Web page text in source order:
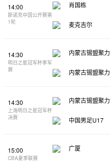
14:00
斯诺克中国公开赛第
1轮
肖国栋
麦克吉尔
14:30
明日之星冠军杯季军
赛
内蒙古锡盟聚力
内蒙古锡盟聚力
14:30
上海明日之星冠军杯
决赛
内蒙古锡盟聚力
中国男足U17
15:00
CBA夏季联赛
广厦